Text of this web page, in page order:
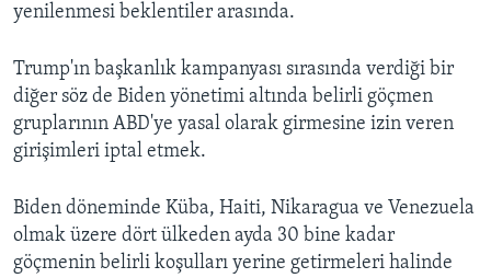
yenilenmesi beklentiler arasında.
Trump'ın başkanlık kampanyası sırasında verdiği bir
diğer söz de Biden yönetimi altında belirli göçmen
gruplarının ABD'ye yasal olarak girmesine izin veren
girişimleri iptal etmek.
Biden döneminde Küba, Haiti, Nikaragua ve Venezuela
olmak üzere dört ülkeden ayda 30 bine kadar
göçmenin belirli koşulları yerine getirmeleri halinde